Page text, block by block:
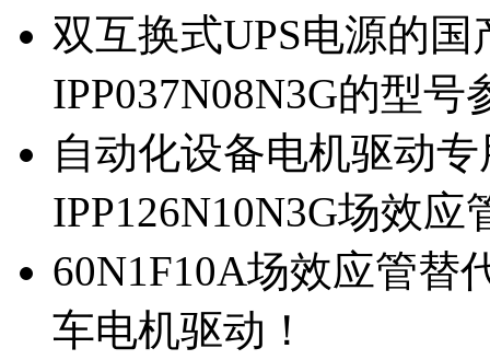
双互换式UPS电源的
IPP037N08N3G的型号
自动化设备电机驱动
IPP126N10N3G场效应
60N1F10A场效应管替
车电机驱动！